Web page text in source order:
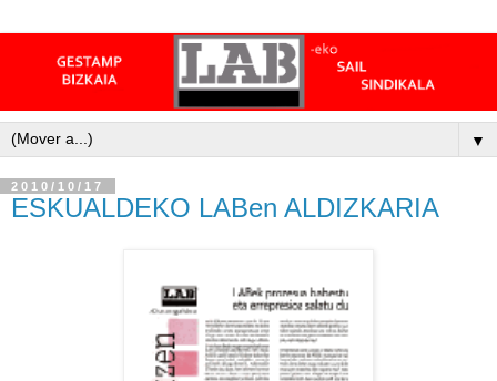
▼
2010/10/17
ESKUALDEKO LABen ALDIZKARIA